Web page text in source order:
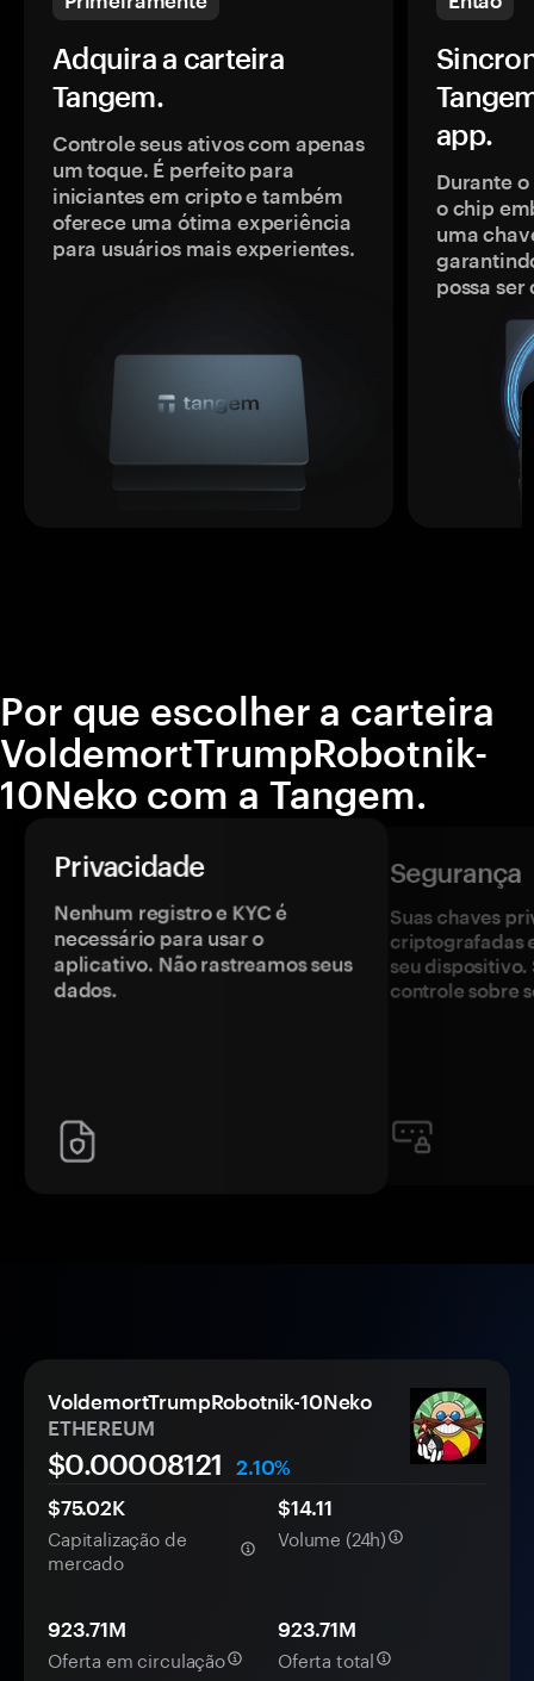
Adquira a carteira
Tangem.
Controle seus ativos com apenas
um toque. É perfeito para
iniciantes em cripto e também
oferece uma ótima experiência
para usuários mais experientes.
app.
Durante
o chip
uma
possa
Por que escolher a carteira
VoldemortTrumpRobotnik-
10Neko com a Tangem.
Privacidade
Nenhum registro e KYC é
necessário para usar o
aplicativo. Não rastreamos seus
dados.
Segurança
Suas chaves
criptografadas
seu dispositivo.
controle sobre
VoldemortTrumpRobotnik-10Neko
ETHEREUM
$0.00008121
2.10%
$75.02K
Capitalização de
mercado
$14.11
Volume (24h)
923.71M
Oferta em circulação
923.71M
Oferta total